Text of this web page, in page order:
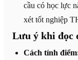
cầu có học lực
xét tốt nghiệp
Lưu ý khi đọc
Cách tính